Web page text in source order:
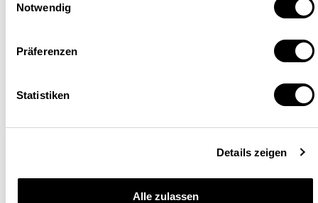
Notwendig
Präferenzen
Statistiken
Details zeigen
Alle zulassen
dreistelliger Milliardenhöhe, nimmt die
Bedeutung ein. Hier stossen zwei Prinzipien
zienten Mittelverwendung und dasjenige der
effizienter Mittelverwendung gebietet, dass die
Mittelverteilung nicht mit der Giesskanne
könnte beispielsweise ein umgekehrtes